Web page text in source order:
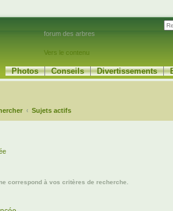
forum des arbres
Vers le contenu
Photos Conseils Divertissements
Sujets actifs
correspond à vos critères de recherche.